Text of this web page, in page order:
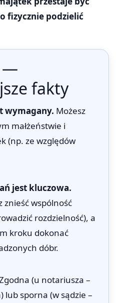
fizycznie podzielić
—
fakty
wymagany. Możesz
małżeństwie i
(np. ze względów
jest kluczowa.
znieść wspólność
rozdzielność), a
kroku dokonać
dóbr.
(u notariusza –
lub sporna (w sądzie –